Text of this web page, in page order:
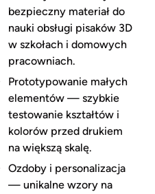
bezpieczny materiał do
nauki obsługi pisaków 3D
w szkołach i domowych
pracowniach.
Prototypowanie małych
elementów — szybkie
testowanie kształtów i
kolorów przed drukiem
na większą skalę.
Ozdoby i personalizacja
— unikalne wzory na